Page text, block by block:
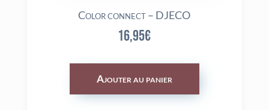
Color connect – DJECO
16,95€
Ajouter au panier